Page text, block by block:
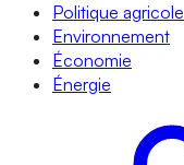
Politique agricole
Environnement
Économie
Énergie